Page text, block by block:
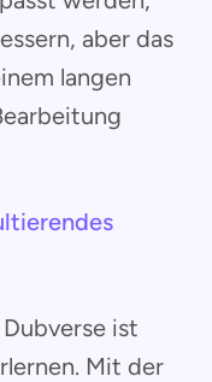
aber das
langen
ist
Mit der